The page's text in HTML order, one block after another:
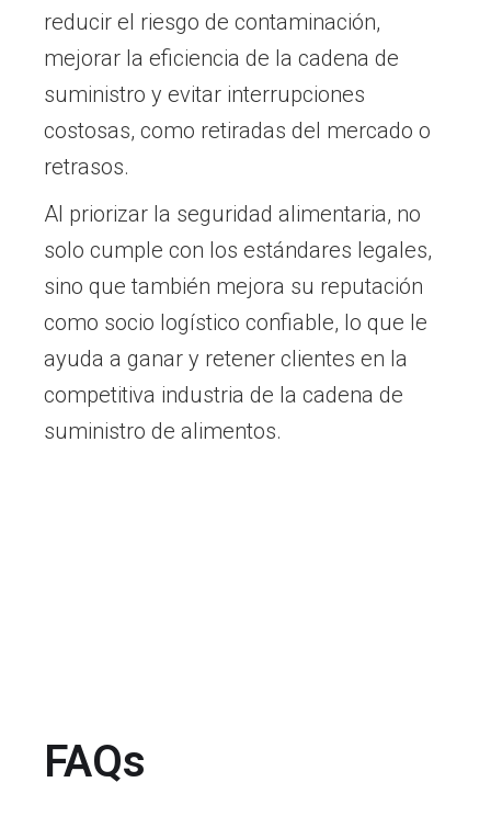
reducir el riesgo de contaminación,
mejorar la eficiencia de la cadena de
suministro y evitar interrupciones
costosas, como retiradas del mercado o
retrasos.
Al priorizar la seguridad alimentaria, no
solo cumple con los estándares legales,
sino que también mejora su reputación
como socio logístico confiable, lo que le
ayuda a ganar y retener clientes en la
competitiva industria de la cadena de
suministro de alimentos.
FAQs